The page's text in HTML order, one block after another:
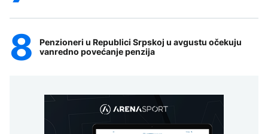
Penzioneri u Republici Srpskoj u avgustu očekuju
vanredno povećanje penzija